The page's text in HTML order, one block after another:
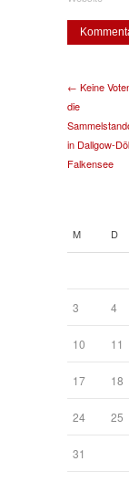
← Keine
die
in Dallgow-
Falkensee
M D
3 4
10 11
17 18
24 25
31